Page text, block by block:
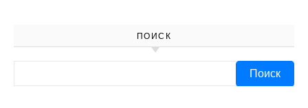
ПОИСК